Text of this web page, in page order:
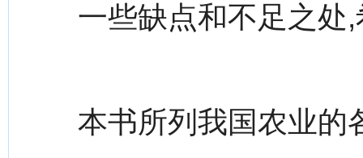
一些缺点和不足之处
本书所列我国农业的